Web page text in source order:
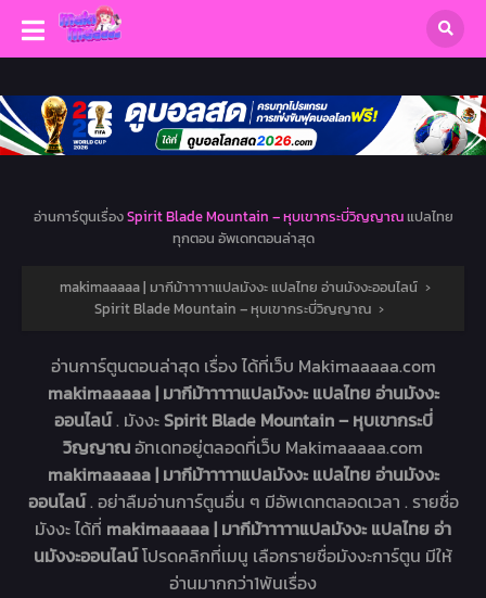
อ่านการ์ตูนเรื่องSpirit Blade Mountain – หุบเขากระบี่วิญญาณแปลไทย
ทุกตอน อัพเดทตอนล่าสุด
makimaaaaa | มากีม้าาาาาแปลมังงะ แปลไทย อ่านมังงะออนไลน์ ›
Spirit Blade Mountain – หุบเขากระบี่วิญญาณ ›
อ่านการ์ตูนตอนล่าสุด เรื่องได้ที่เว็บ Makimaaaaa.com
makimaaaaa | มากีม้าาาาาแปลมังงะ แปลไทย อ่านมังงะ
ออนไลน์. มังงะSpirit Blade Mountain – หุบเขากระบี่
วิญญาณอัทเดทอยู่ตลอดที่เว็บ Makimaaaaa.com
makimaaaaa | มากีม้าาาาาแปลมังงะ แปลไทย อ่านมังงะ
ออนไลน์. อย่าลืมอ่านการ์ตูนอื่น ๆ มีอัพเดทตลอดเวลา . รายชื่อ
มังงะ ได้ที่ makimaaaaa | มากีม้าาาาาแปลมังงะ แปลไทย อ่า
นมังงะออนไลน์โปรดคลิกที่เมนู เลือกรายชื่อมังงะการ์ตูน มีให้
อ่านมากกว่า1พันเรื่อง